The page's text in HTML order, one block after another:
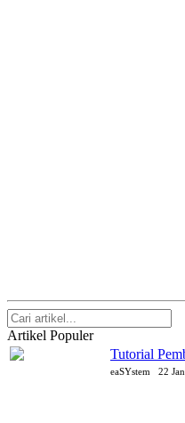
Artikel Populer
Tutorial
eaSYstem 22